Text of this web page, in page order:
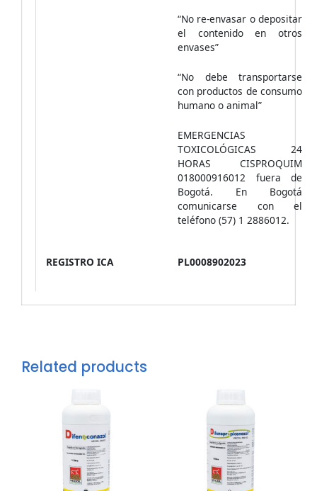
“No re-envasar o depositar
el contenido en otros
envases”
“No debe transportarse
con productos de consumo
humano o animal”
EMERGENCIAS
TOXICOLÓGICAS 24
HORAS CISPROQUIM
018000916012 fuera de
Bogotá. En Bogotá
comunicarse con el
teléfono (57) 1 2886012.
REGISTRO ICA PL0008902023
Related products